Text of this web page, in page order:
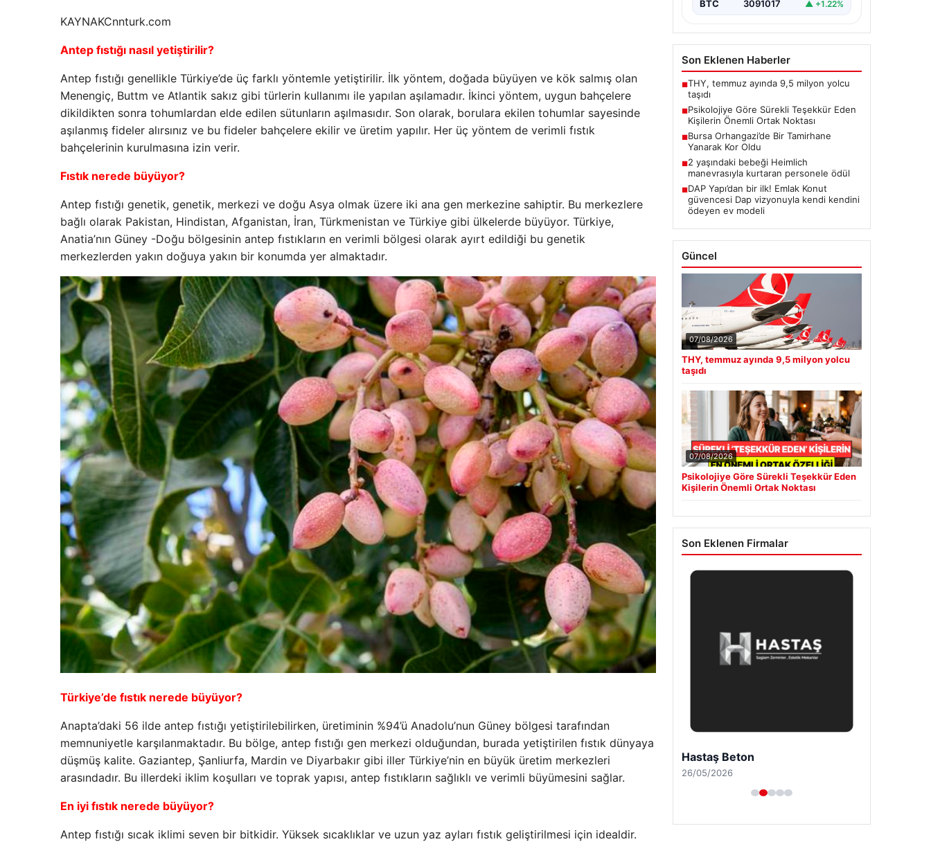
KAYNAKCnnturk.com
Antep fıstığı nasıl yetiştirilir?
Antep fıstığı genellikle Türkiye’de üç farklı yöntemle yetiştirilir. İlk yöntem, doğada büyüyen ve kök salmış olan
Menengiç, Buttm ve Atlantik sakız gibi türlerin kullanımı ile yapılan aşılamadır. İkinci yöntem, uygun bahçelere
dikildikten sonra tohumlardan elde edilen sütunların aşılmasıdır. Son olarak, borulara ekilen tohumlar sayesinde
aşılanmış fideler alırsınız ve bu fideler bahçelere ekilir ve üretim yapılır. Her üç yöntem de verimli fıstık
bahçelerinin kurulmasına izin verir.
Fıstık nerede büyüyor?
Antep fıstığı genetik, genetik, merkezi ve doğu Asya olmak üzere iki ana gen merkezine sahiptir. Bu merkezlere
bağlı olarak Pakistan, Hindistan, Afganistan, İran, Türkmenistan ve Türkiye gibi ülkelerde büyüyor. Türkiye,
Anatia’nın Güney -Doğu bölgesinin antep fıstıkların en verimli bölgesi olarak ayırt edildiği bu genetik
merkezlerden yakın doğuya yakın bir konumda yer almaktadır.
Türkiye’de fıstık nerede büyüyor?
Anapta’daki 56 ilde antep fıstığı yetiştirilebilirken, üretiminin %94’ü Anadolu’nun Güney bölgesi tarafından
memnuniyetle karşılanmaktadır. Bu bölge, antep fıstığı gen merkezi olduğundan, burada yetiştirilen fıstık dünyaya
düşmüş kalite. Gaziantep, Şanliurfa, Mardin ve Diyarbakır gibi iller Türkiye’nin en büyük üretim merkezleri
arasındadır. Bu illerdeki iklim koşulları ve toprak yapısı, antep fıstıkların sağlıklı ve verimli büyümesini sağlar.
En iyi fıstık nerede büyüyor?
Antep fıstığı sıcak iklimi seven bir bitkidir. Yüksek sıcaklıklar ve uzun yaz ayları fıstık geliştirilmesi için idealdir.
BTC 3091017 ▲ +1.22%
Son Eklenen Haberler
■THY, temmuz ayında 9,5 milyon yolcu
taşıdı
■Psikolojiye Göre Sürekli Teşekkür Eden
Kişilerin Önemli Ortak Noktası
■Bursa Orhangazi’de Bir Tamirhane
Yanarak Kor Oldu
■2 yaşındaki bebeği Heimlich
manevrasıyla kurtaran personele ödül
■DAP Yapı’dan bir ilk! Emlak Konut
güvencesi Dap vizyonuyla kendi kendini
ödeyen ev modeli
Güncel
07/08/2026
THY, temmuz ayında 9,5 milyon yolcu
taşıdı
07/08/2026
Psikolojiye Göre Sürekli Teşekkür Eden
Kişilerin Önemli Ortak Noktası
Son Eklenen Firmalar
Hastaş Beton
26/05/2026